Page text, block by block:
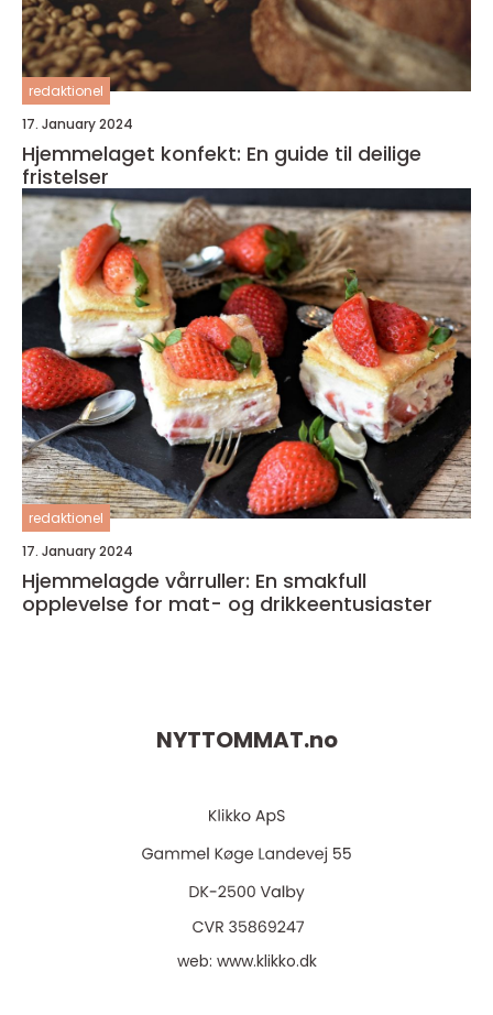
redaktionel
17. January 2024
Hjemmelaget konfekt: En guide til deilige
fristelser
redaktionel
17. January 2024
Hjemmelagde vårruller: En smakfull
opplevelse for mat- og drikkeentusiaster
NYTTOMMAT.no
web: www.klikko.dk